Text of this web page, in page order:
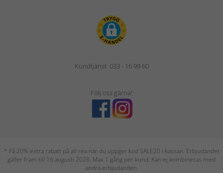
Kundtjänst: 033 - 16 99 60
Följ oss gärna!
* Få 20% extra rabatt på all rea när du uppger kod SALE20 i kassan. Erbjudandet
gäller fram till 16 augusti 2026. Max 1 gång per kund. Kan ej kombineras med
andra erbjudanden.